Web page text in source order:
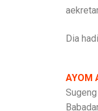
Dia
AYOM